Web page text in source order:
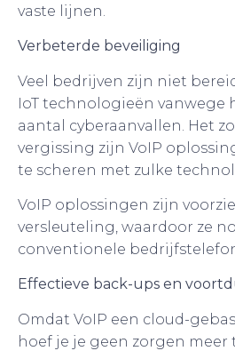
vaste lijnen.
Verbeterde beveiliging
Veel bedrijven zijn niet
IoT technologieën vanwege
aantal cyberaanvallen. Het
vergissing zijn VoIP
te scheren met zulke
VoIP oplossingen zijn
versleuteling, waardoor ze
conventionele
Effectieve back-ups en
Omdat VoIP een cloud-
hoef je je geen zorgen meer